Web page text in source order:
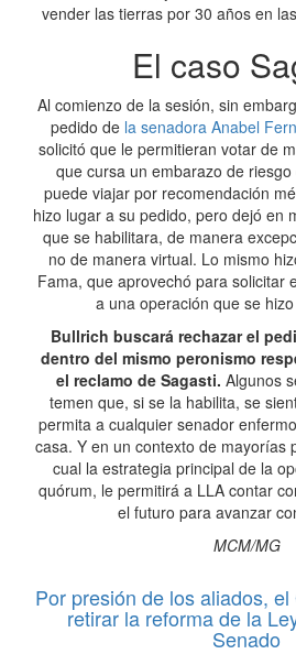
vender las tierras por 30 años en
El caso
Al comienzo de la sesión, sin
pedido de la senadora Anabel
solicitó que le permitieran votar de
que cursa un embarazo de
puede viajar por recomendación
hizo lugar a su pedido, pero dejó en
que se habilitara, de manera
no de manera virtual. Lo mismo
Fama, que aprovechó para solicitar
a una operación que se
Bullrich buscará rechazar el
dentro del mismo peronismo
el reclamo de Sagasti. Algunos
temen que, si se la habilita, se
permita a cualquier senador
casa. Y en un contexto de mayorías
cual la estrategia principal de la
quórum, le permitirá a LLA contar
el futuro para avanzar
MCM/MG
Por presión de los aliados,
retirar la reforma de la
Senado